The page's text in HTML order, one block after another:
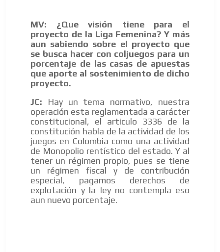
MV: ¿Que visión tiene para el
proyecto de la Liga Femenina? Y más
aun sabiendo sobre el proyecto que
se busca hacer con coljuegos para un
porcentaje de las casas de apuestas
que aporte al sostenimiento de dicho
proyecto.
JC: Hay un tema normativo, nuestra
operación esta reglamentada a carácter
constitucional, el articulo 3336 de la
constitución habla de la actividad de los
juegos en Colombia como una actividad
de Monopolio rentístico del estado. Y al
tener un régimen propio, pues se tiene
un régimen fiscal y de contribución
especial, pagamos derechos de
explotación y la ley no contempla eso
aun nuevo porcentaje.